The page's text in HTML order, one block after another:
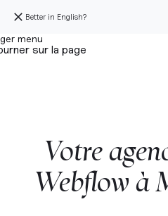
Better in English?
sur la page
Votre
Webflow à